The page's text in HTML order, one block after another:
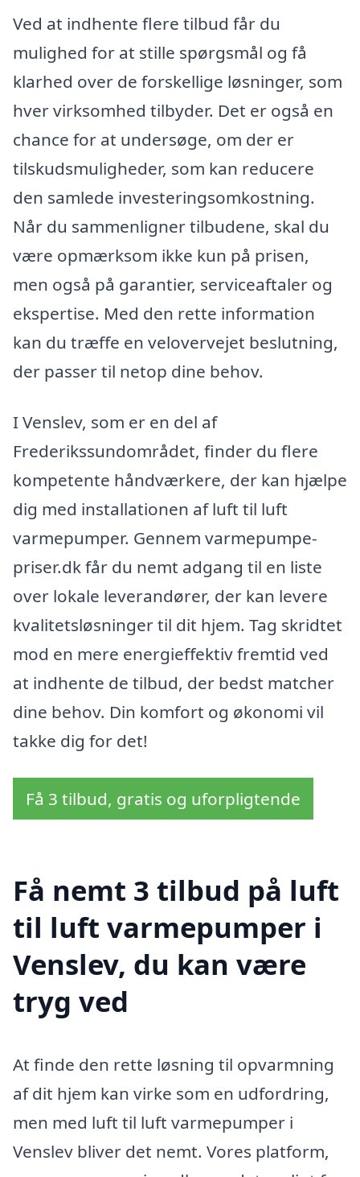
Ved at indhente flere tilbud får du
mulighed for at stille spørgsmål og få
klarhed over de forskellige løsninger, som
hver virksomhed tilbyder. Det er også en
chance for at undersøge, om der er
tilskudsmuligheder, som kan reducere
den samlede investeringsomkostning.
Når du sammenligner tilbudene, skal du
være opmærksom ikke kun på prisen,
men også på garantier, serviceaftaler og
ekspertise. Med den rette information
kan du træffe en velovervejet beslutning,
der passer til netop dine behov.
I Venslev, som er en del af
Frederikssundområdet, finder du flere
kompetente håndværkere, der kan hjælpe
dig med installationen af luft til luft
varmepumper. Gennem varmepumpe-
priser.dk får du nemt adgang til en liste
over lokale leverandører, der kan levere
kvalitetsløsninger til dit hjem. Tag skridtet
mod en mere energieffektiv fremtid ved
at indhente de tilbud, der bedst matcher
dine behov. Din komfort og økonomi vil
takke dig for det!
Få 3 tilbud, gratis og uforpligtende
Få nemt 3 tilbud på luft
til luft varmepumper i
Venslev, du kan være
tryg ved
At finde den rette løsning til opvarmning
af dit hjem kan virke som en udfordring,
men med luft til luft varmepumper i
Venslev bliver det nemt. Vores platform,